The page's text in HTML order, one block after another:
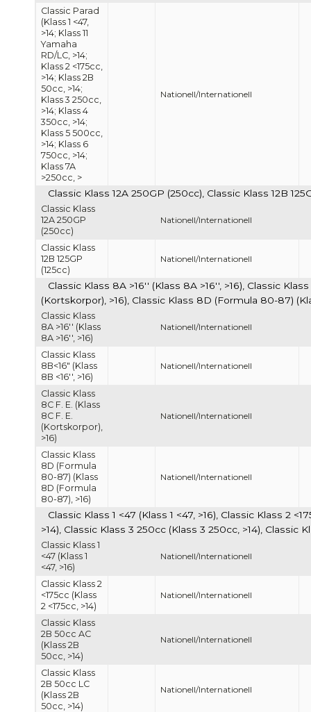
Classic Parad
(Klass 1 <47,
>14; Klass 11
Yamaha
RD/LC, >14;
Klass 2 <175cc,
>14; Klass 2B
50cc, >14;
Klass 3 250cc,
>14; Klass 4
350cc, >14;
Klass 5 500cc,
>14; Klass 6
750cc, >14;
Klass 7A
>250cc, >
Nationell/Internationell
Classic Klass 12A 250GP (250cc), Classic Klass 12B
Classic Klass
12A 250GP
(250cc)
Nationell/Internationell
Classic Klass
12B 125GP
(125cc)
Nationell/Internationell
Classic Klass 8A >16'' (Klass 8A >16'', >16), Classic
(Kortskorpor), >16), Classic Klass 8D (Formula 80-87)
Classic Klass
8A >16'' (Klass
8A >16'', >16)
Nationell/Internationell
Classic Klass
8B<16" (Klass
8B <16'', >16)
Nationell/Internationell
Classic Klass
8C F. E. (Klass
8C F. E.
(Kortskorpor),
>16)
Nationell/Internationell
Classic Klass
8D (Formula
80-87) (Klass
8D (Formula
80-87), >16)
Nationell/Internationell
Classic Klass 1 <47 (Klass 1 <47, >16), Classic Klass 2
>14), Classic Klass 3 250cc (Klass 3 250cc, >14),
Classic Klass 1
<47 (Klass 1
<47, >16)
Nationell/Internationell
Classic Klass 2
<175cc (Klass
2 <175cc, >14)
Nationell/Internationell
Classic Klass
2B 50cc AC
(Klass 2B
50cc, >14)
Nationell/Internationell
Classic Klass
2B 50cc LC
(Klass 2B
50cc, >14)
Nationell/Internationell